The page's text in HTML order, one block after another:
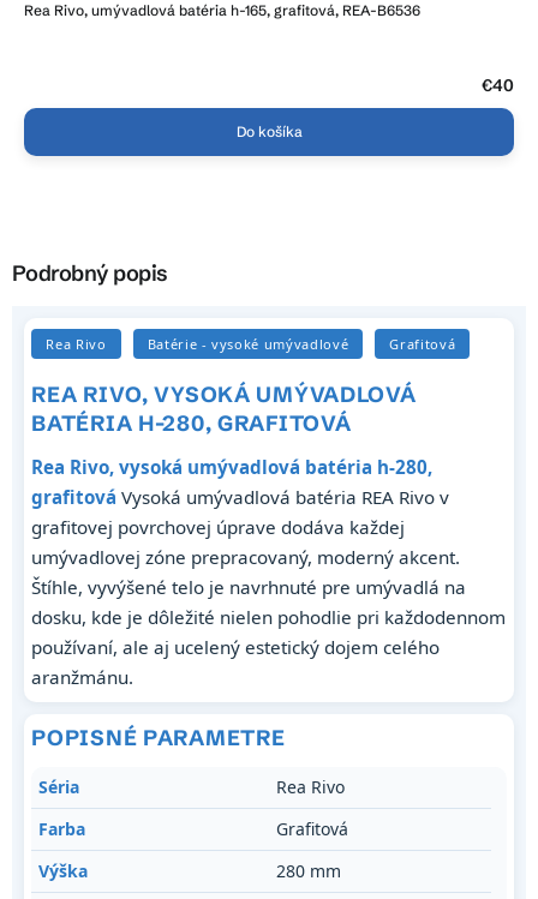
Rea Rivo, umývadlová batéria h-165, grafitová, REA-B6536
€40
Do košíka
Podrobný popis
Rea Rivo Batérie - vysoké umývadlové Grafitová
REA RIVO, VYSOKÁ UMÝVADLOVÁ
BATÉRIA H-280, GRAFITOVÁ
Rea Rivo, vysoká umývadlová batéria h-280,
grafitová Vysoká umývadlová batéria REA Rivo v
grafitovej povrchovej úprave dodáva každej
umývadlovej zóne prepracovaný, moderný akcent.
Štíhle, vyvýšené telo je navrhnuté pre umývadlá na
dosku, kde je dôležité nielen pohodlie pri každodennom
používaní, ale aj ucelený estetický dojem celého
aranžmánu.
POPISNÉ PARAMETRE
Séria
Rea Rivo
Farba
Grafitová
Výška
280 mm